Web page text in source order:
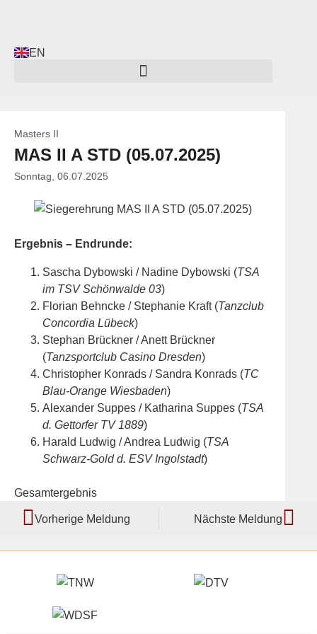
EN
Masters II
MAS II A STD (05.07.2025)
Sonntag, 06.07.2025
Ergebnis – Endrunde:
Sascha Dybowski / Nadine Dybowski (TSA
im TSV Schönwalde 03)
Florian Behncke / Stephanie Kraft (Tanzclub
Concordia Lübeck)
Stephan Brückner / Anett Brückner
(Tanzsportclub Casino Dresden)
Christopher Konrads / Sandra Konrads (TC
Blau-Orange Wiesbaden)
Alexander Suppes / Katharina Suppes (TSA
d. Gettorfer TV 1889)
Harald Ludwig / Andrea Ludwig (TSA
Schwarz-Gold d. ESV Ingolstadt)
Gesamtergebnis
Vorherige Meldung Nächste Meldung